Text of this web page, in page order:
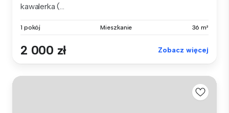
kawalerka (...
1 pokój Mieszkanie 36 m²
2 000 zł Zobacz więcej